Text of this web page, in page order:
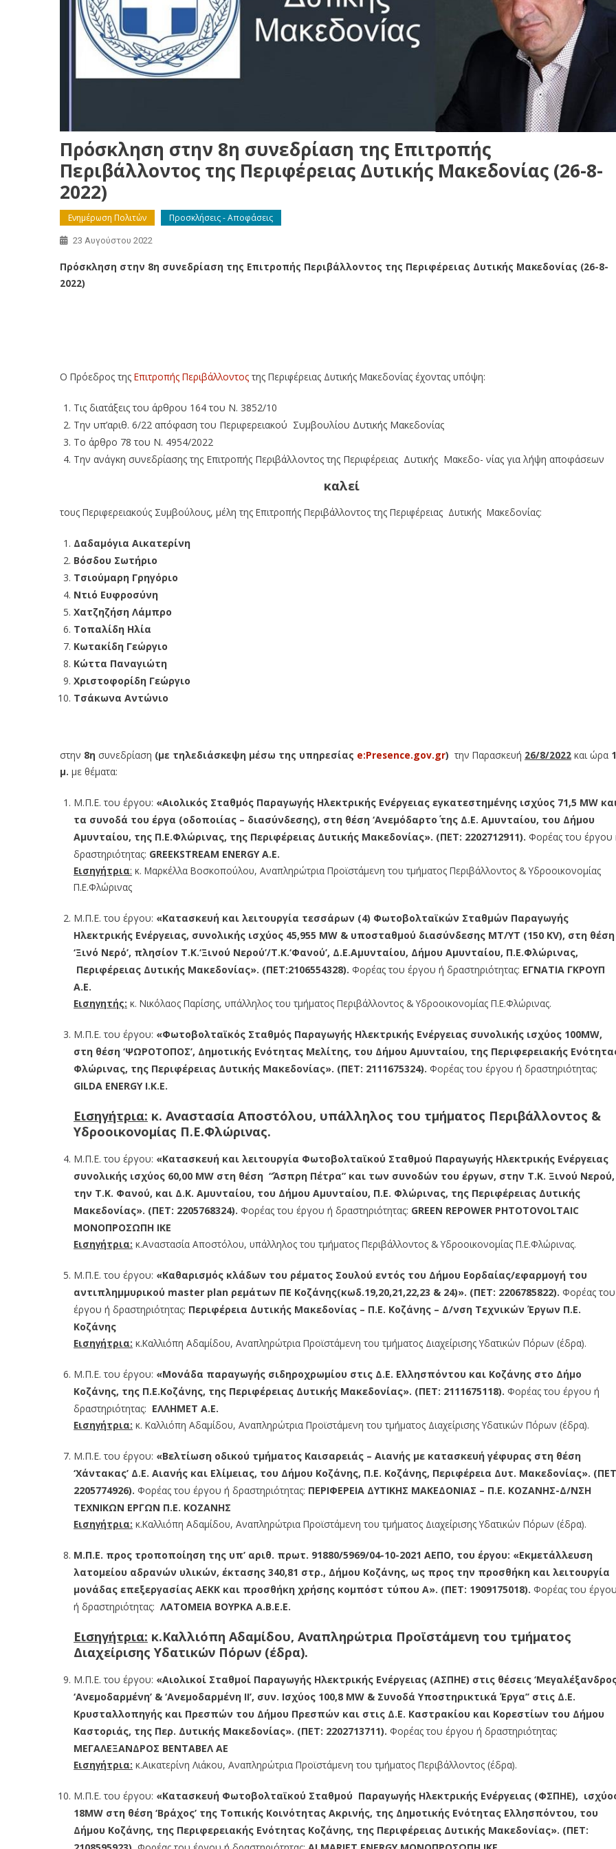
Πρόσκληση στην 8η συνεδρίαση της Επιτροπής
Περιβάλλοντος της Περιφέρειας Δυτικής Μακεδονίας (26-8-
2022)
Ενημέρωση Πολιτών Προσκλήσεις - Αποφάσεις
23 Αυγούστου 2022
Πρόσκληση στην 8η συνεδρίαση της Επιτροπής Περιβάλλοντος της Περιφέρειας Δυτικής Μακεδονίας (26-8-
2022)
Ο Πρόεδρος της Επιτροπής Περιβάλλοντος της Περιφέρειας Δυτικής Μακεδονίας έχοντας υπόψη:
Τις διατάξεις του άρθρου 164 του Ν. 3852/10
Την υπ’αριθ. 6/22 απόφαση του Περιφερειακού Συμβουλίου Δυτικής Μακεδονίας
Το άρθρο 78 του Ν. 4954/2022
Την ανάγκη συνεδρίασης της Επιτροπής Περιβάλλοντος της Περιφέρειας Δυτικής Μακεδο- νίας για λήψη αποφάσεων
καλεί
τους Περιφερειακούς Συμβούλους, μέλη της Επιτροπής Περιβάλλοντος της Περιφέρειας Δυτικής Μακεδονίας:
Δαδαμόγια Αικατερίνη
Βόσδου Σωτήριο
Τσιούμαρη Γρηγόριο
Ντιό Ευφροσύνη
Χατζηζήση Λάμπρο
Τοπαλίδη Ηλία
Κωτακίδη Γεώργιο
Κώττα Παναγιώτη
Χριστοφορίδη Γεώργιο
Τσάκωνα Αντώνιο
στην 8η συνεδρίαση (με τηλεδιάσκεψη μέσω της υπηρεσίας e:Presence.gov.gr) την Παρασκευή 26/8/2022 και ώρα
μ. με θέματα:
Μ.Π.Ε. του έργου: «Αιολικός Σταθμός Παραγωγής Ηλεκτρικής Ενέργειας εγκατεστημένης ισχύος 71,5 MW
τα συνοδά του έργα (οδοποιίας – διασύνδεσης), στη θέση ‘Ανεμόδαρτο΄ της Δ.Ε. Αμυνταίου, του Δήμου
Αμυνταίου, της Π.Ε.Φλώρινας, της Περιφέρειας Δυτικής Μακεδονίας». (ΠΕΤ: 2202712911). Φορέας του έργου
δραστηριότητας: GREEKSTREAM ENERGY Α.Ε.
Εισηγήτρια: κ. Μαρκέλλα Βοσκοπούλου, Αναπληρώτρια Προϊστάμενη του τμήματος Περιβάλλοντος & Υδροοικονομίας
Π.Ε.Φλώρινας
Μ.Π.Ε. του έργου: «Κατασκευή και λειτουργία τεσσάρων (4) Φωτοβολταϊκών Σταθμών Παραγωγής
Ηλεκτρικής Ενέργειας, συνολικής ισχύος 45,955 MW & υποσταθμού διασύνδεσης ΜΤ/ΥΤ (150 KV), στη θέση
‘Ξινό Νερό’, πλησίον Τ.Κ.‘Ξινού Νερού’/Τ.Κ.‘Φανού’, Δ.Ε.Αμυνταίου, Δήμου Αμυνταίου, Π.Ε.Φλώρινας,
Περιφέρειας Δυτικής Μακεδονίας». (ΠΕΤ:2106554328). Φορέας του έργου ή δραστηριότητας: ΕΓΝΑΤΙΑ ΓΚΡΟΥΠ
Α.Ε.
Εισηγητής: κ. Νικόλαος Παρίσης, υπάλληλος του τμήματος Περιβάλλοντος & Υδροοικονομίας Π.Ε.Φλώρινας.
Μ.Π.Ε. του έργου: «Φωτοβολταϊκός Σταθμός Παραγωγής Ηλεκτρικής Ενέργειας συνολικής ισχύος 100MW,
στη θέση ‘ΨΩΡΟΤΟΠΟΣ’, Δημοτικής Ενότητας Μελίτης, του Δήμου Αμυνταίου, της Περιφερειακής
Φλώρινας, της Περιφέρειας Δυτικής Μακεδονίας». (ΠΕΤ: 2111675324). Φορέας του έργου ή δραστηριότητας:
GILDA ENERGY I.K.E.
Εισηγήτρια: κ. Αναστασία Αποστόλου, υπάλληλος του τμήματος Περιβάλλοντος &
Υδροοικονομίας Π.Ε.Φλώρινας.
Μ.Π.Ε. του έργου: «Κατασκευή και λειτουργία Φωτοβολταϊκού Σταθμού Παραγωγής Ηλεκτρικής Ενέργειας
συνολικής ισχύος 60,00 MW στη θέση “Άσπρη Πέτρα” και των συνοδών του έργων, στην Τ.Κ. Ξινού Νερού,
την Τ.Κ. Φανού, και Δ.Κ. Αμυνταίου, του Δήμου Αμυνταίου, Π.Ε. Φλώρινας, της Περιφέρειας Δυτικής
Μακεδονίας». (ΠΕΤ: 2205768324). Φορέας του έργου ή δραστηριότητας: GREEN REPOWER PHTOTOVOLTAIC
ΜΟΝΟΠΡΟΣΩΠΗ ΙΚΕ
Εισηγήτρια: κ.Αναστασία Αποστόλου, υπάλληλος του τμήματος Περιβάλλοντος & Υδροοικονομίας Π.Ε.Φλώρινας.
Μ.Π.Ε. του έργου: «Καθαρισμός κλάδων του ρέματος Σουλού εντός του Δήμου Εορδαίας/εφαρμογή του
αντιπλημμυρικού master plan ρεμάτων ΠΕ Κοζάνης(κωδ.19,20,21,22,23 & 24)». (ΠΕΤ: 2206785822). Φορέας του
έργου ή δραστηριότητας: Περιφέρεια Δυτικής Μακεδονίας – Π.Ε. Κοζάνης – Δ/νση Τεχνικών Έργων Π.Ε.
Κοζάνης
Εισηγήτρια: κ.Καλλιόπη Αδαμίδου, Αναπληρώτρια Προϊστάμενη του τμήματος Διαχείρισης Υδατικών Πόρων (έδρα).
Μ.Π.Ε. του έργου: «Mονάδα παραγωγής σιδηροχρωμίου στις Δ.Ε. Ελλησπόντου και Κοζάνης στο Δήμο
Κοζάνης, της Π.Ε.Κοζάνης, της Περιφέρειας Δυτικής Μακεδονίας». (ΠΕΤ: 2111675118). Φορέας του έργου ή
δραστηριότητας: ΕΛΛΗΜΕΤ Α.Ε.
Εισηγήτρια: κ. Καλλιόπη Αδαμίδου, Αναπληρώτρια Προϊστάμενη του τμήματος Διαχείρισης Υδατικών Πόρων (έδρα).
Μ.Π.Ε. του έργου: «Βελτίωση οδικού τμήματος Καισαρειάς – Αιανής με κατασκευή γέφυρας στη θέση
‘Χάντακας’ Δ.Ε. Αιανής και Ελίμειας, του Δήμου Κοζάνης, Π.Ε. Κοζάνης, Περιφέρεια Δυτ. Μακεδονίας».
2205774926). Φορέας του έργου ή δραστηριότητας: ΠΕΡΙΦΕΡΕΙΑ ΔΥΤΙΚΗΣ ΜΑΚΕΔΟΝΙΑΣ – Π.Ε. ΚΟΖΑΝΗΣ-Δ/ΝΣΗ
ΤΕΧΝΙΚΩΝ ΕΡΓΩΝ Π.Ε. ΚΟΖΑΝΗΣ
Εισηγήτρια: κ.Καλλιόπη Αδαμίδου, Αναπληρώτρια Προϊστάμενη του τμήματος Διαχείρισης Υδατικών Πόρων (έδρα).
M.Π.Ε. προς τροποποίηση της υπ’ αριθ. πρωτ. 91880/5969/04-10-2021 ΑΕΠΟ, του έργου: «Εκμετάλλευση
λατομείου αδρανών υλικών, έκτασης 340,81 στρ., Δήμου Κοζάνης, ως προς την προσθήκη και λειτουργία
μονάδας επεξεργασίας ΑΕΚΚ και προσθήκη χρήσης κομπόστ τύπου Α». (ΠΕΤ: 1909175018). Φορέας του έργου
ή δραστηριότητας: ΛΑΤΟΜΕΙΑ ΒΟΥΡΚΑ Α.Β.Ε.Ε.
Εισηγήτρια: κ.Καλλιόπη Αδαμίδου, Αναπληρώτρια Προϊστάμενη του τμήματος
Διαχείρισης Υδατικών Πόρων (έδρα).
Μ.Π.Ε. του έργου: «Αιολικοί Σταθμοί Παραγωγής Ηλεκτρικής Ενέργειας (ΑΣΠΗΕ) στις θέσεις
‘Ανεμοδαρμένη’ & ‘Ανεμοδαρμένη ΙΙ’, συν. Ισχύος 100,8 MW & Συνοδά Υποστηρικτικά Έργα’’ στις Δ.Ε.
Κρυσταλλοπηγής και Πρεσπών του Δήμου Πρεσπών και στις Δ.Ε. Καστρακίου και Κορεστίων του Δήμου
Καστοριάς, της Περ. Δυτικής Μακεδονίας». (ΠΕΤ: 2202713711). Φορέας του έργου ή δραστηριότητας:
ΜΕΓΑΛΕΞΑΝΔΡΟΣ ΒΕΝΤΑΒΕΛ ΑΕ
Εισηγήτρια: κ.Αικατερίνη Λιάκου, Αναπληρώτρια Προϊστάμενη του τμήματος Περιβάλλοντος (έδρα).
Μ.Π.Ε. του έργου: «Κατασκευή Φωτοβολταϊκού Σταθμού Παραγωγής Ηλεκτρικής Ενέργειας (ΦΣΠΗΕ),
18MW στη θέση ‘Βράχος’ της Τοπικής Κοινότητας Ακρινής, της Δημοτικής Ενότητας Ελλησπόντου, του
Δήμου Κοζάνης, της Περιφερειακής Ενότητας Κοζάνης, της Περιφέρειας Δυτικής Μακεδονίας». (ΠΕΤ: